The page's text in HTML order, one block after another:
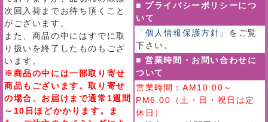
次回入荷までお待ち頂くこと
がございます。
また、商品の中にはすでに取
り扱いを終了したものもござ
います。
※商品の中には一部取り寄せ
商品もございます。取り寄せ
の場合、お届けまで通常1週間
～10日ほどかかります。ま
■ プライバシーポリシーにつ
いて
「個人情報保護方針」 をご覧
下さい。
■ 営業時間・お問い合わせに
ついて
営業時間：AM10:00～
PM6:00（土・日・祝日は定
休日）